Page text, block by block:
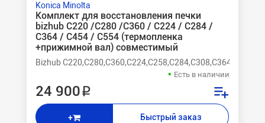
Konica Minolta
Комплект для восстановления печки
bizhub C220 /C280 /C360 / C224 / C284 /
C364 / C454 / C554 (термопленка
+прижимной вал) совместимый
Bizhub
Есть в наличии
24 900 ₽
+ Быстрый заказ